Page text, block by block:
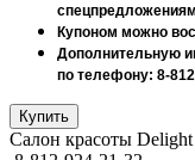
Купоном можно
Дополнительную
по телефону: 8-
Салон красоты